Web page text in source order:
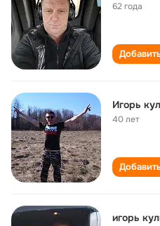
62 года
Игорь
40 лет
игорь